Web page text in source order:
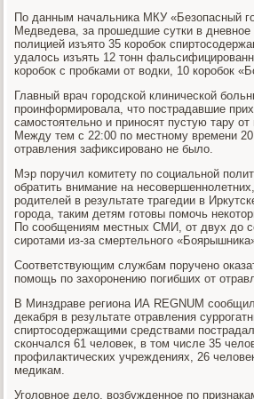
По данным начальника МКУ «Безопасный
Медведева, за прошедшие сутки в дневное
полицией изъято 35 коробок
удалось изъять 12 тонн
коробок с пробками от водки, 10 коробок
Главный врач городской клинической
проинформировала, что пострадавшие
самостоятельно и приносят пустую тару от
Между тем с 22:00 по местному времени
отравления зафиксировано не было.
Мэр поручил комитету по социальной
обратить внимание на
родителей в результате трагедии в
города, таким детям готовы помочь
По сообщениям местных СМИ, от двух до
сиротами из-за смертельного
Соответствующим службам поручено
помощь по захоронению погибших от
В Минздраве региона ИА REGNUM
декабря в результате отравления
спиртосодержащими средствами
скончался 61 человек, в том числе 35
профилактических учреждениях, 26
медикам.
Уголовное дело, возбужденное по